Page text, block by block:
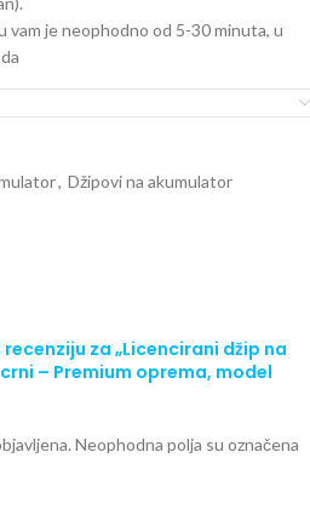
vam je neophodno od 5-30 minuta, u
, Džipovi na akumulator
za „Licencirani džip na
– Premium oprema, model
Neophodna polja su označena